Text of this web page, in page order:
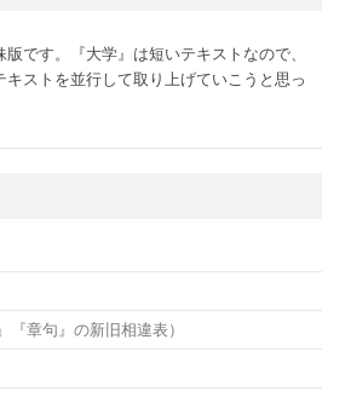
版です。『大学』は短いテキストなので、
キストを並行して取り上げていこうと思っ
『章句』の新旧相違表）